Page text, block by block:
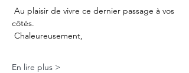
Au plaisir de vivre ce dernier passage à vos
côtés.
Chaleureusement,
En lire plus >